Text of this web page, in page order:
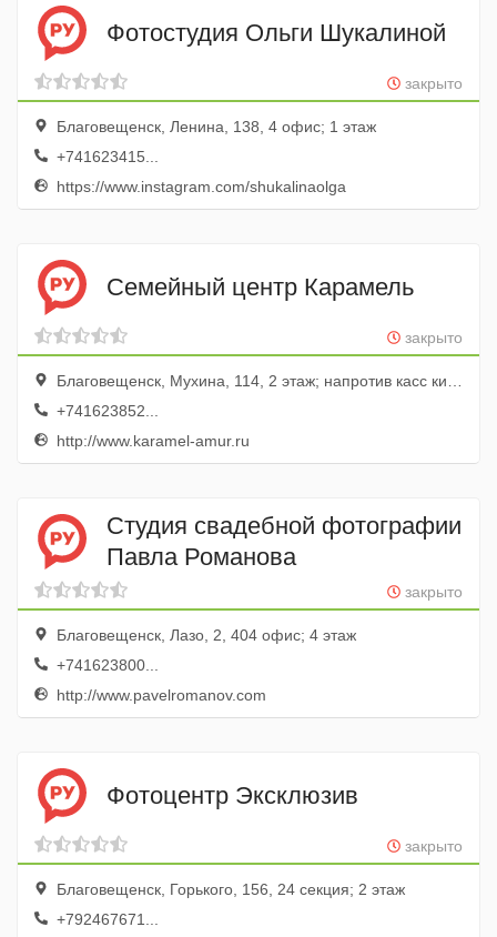
Фотостудия Ольги Шукалиной
закрыто
Благовещенск, Ленина, 138, 4 офис; 1 этаж
+741623415...
https://www.instagram.com/shukalinaolga
Семейный центр Карамель
закрыто
Благовещенск, Мухина, 114, 2 этаж; напротив касс кинотеатра Мир Кино
+741623852...
http://www.karamel-amur.ru
Студия свадебной фотографии
Павла Романова
закрыто
Благовещенск, Лазо, 2, 404 офис; 4 этаж
+741623800...
http://www.pavelromanov.com
Фотоцентр Эксклюзив
закрыто
Благовещенск, Горького, 156, 24 секция; 2 этаж
+792467671...